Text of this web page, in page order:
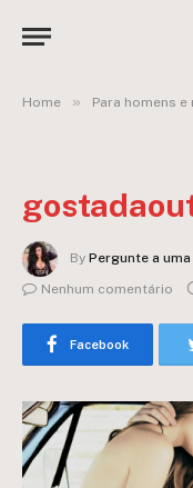
Home » Para homens e
By Pergunte a
Nenhum comentário
Facebook